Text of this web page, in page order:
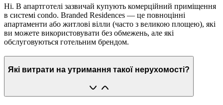
Ні. В апартготелі зазвичай купують комерційний приміщення
в системі condo. Branded Residences — це повноцінні
апартаменти або житлові вілли (часто з великою площею), які
ви можете використовувати без обмежень, але які
обслуговуються готельним брендом.
Які витрати на утримання такої нерухомості?